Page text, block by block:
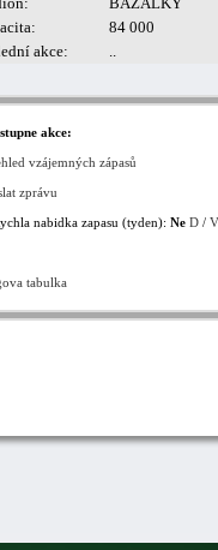
84 000
akce:
..
akce:
vzájemných zápasů
zprávu
nabidka zapasu (tyden): Ne D / V
tabulka